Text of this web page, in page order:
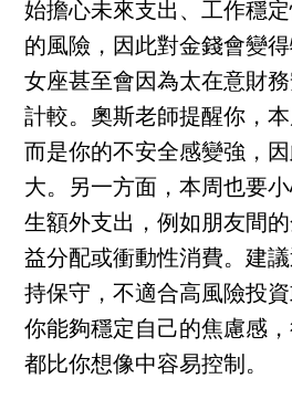
始擔心未來支出、工作穩
的風險，因此對金錢會變
女座甚至會因為太在意財
計較。奧斯老師提醒你，
而是你的不安全感變強，
大。另一方面，本周也要
生額外支出，例如朋友間
益分配或衝動性消費。建
持保守，不適合高風險投
你能夠穩定自己的焦慮感
都比你想像中容易控制。